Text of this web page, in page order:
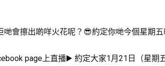
會擦出啲咩火花呢？😎約定你哋今個星期
page上直播▶️ 約定大家1月21日（星期